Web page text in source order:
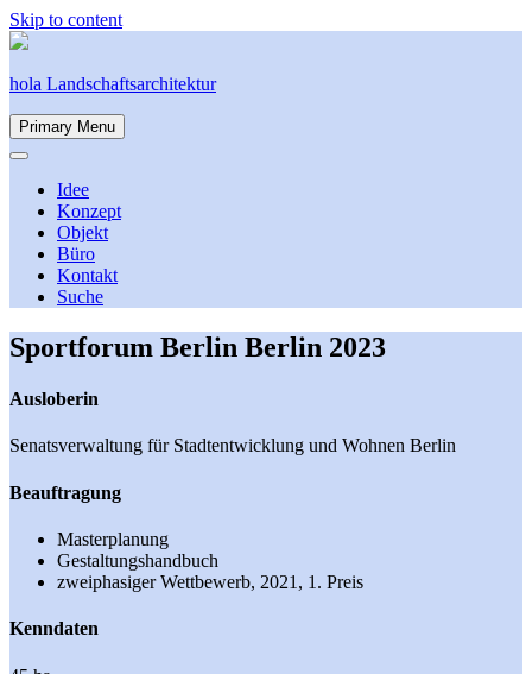
Skip to content
hola Landschaftsarchitektur
Primary Menu
Idee
Konzept
Objekt
Büro
Kontakt
Suche
Sportforum Berlin Berlin 2023
Ausloberin
Senatsverwaltung für Stadtentwicklung und Wohnen Berlin
Beauftragung
Masterplanung
Gestaltungshandbuch
zweiphasiger Wettbewerb, 2021, 1. Preis
Kenndaten